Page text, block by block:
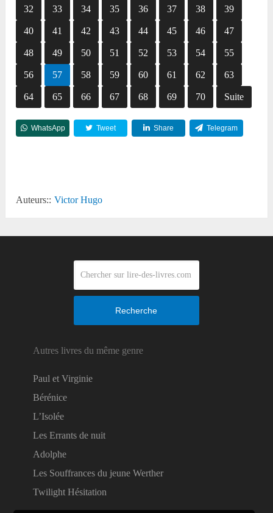
32 33 34 35 36 37 38 39
40 41 42 43 44 45 46 47
48 49 50 51 52 53 54 55
56 57 58 59 60 61 62 63
64 65 66 67 68 69 70 Suite
WhatsApp Tweet Share Telegram
Auteurs:: Victor Hugo
Recherche
Autres livres du même genre
Paul et Virginie
Bérénice
L’Isolée
Les Errants de nuit
Adolphe
Les Souffrances du jeune Werther
Twilight Hésitation